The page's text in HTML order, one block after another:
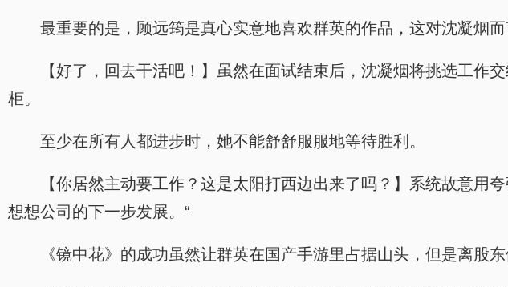
最重要的是，顾远筠是真心实意地喜欢群英的作品，这对沈凝烟而
【好了，回去干活吧！】虽然在面试结束后，沈凝烟将挑选工
柜。
至少在所有人都进步时，她不能舒舒服服地等待胜利。
【你居然主动要工作？这是太阳打西边出来了吗？】系统故意用
想想公司的下一步发展。“
《镜中花》的成功虽然让群英在国产手游里占据山头，但是离